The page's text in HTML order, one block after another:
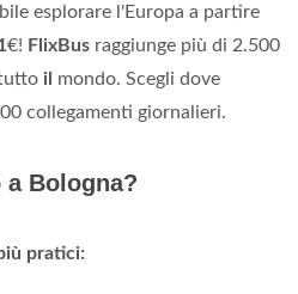
esplorare l'Europa a partire
€! FlixBus raggiunge più di 2.500
il mondo. Scegli dove
collegamenti giornalieri.
Bologna?
pratici: